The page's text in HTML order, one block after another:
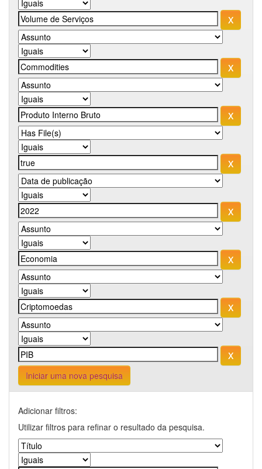
Iniciar uma nova pesquisa
Adicionar filtros:
Utilizar filtros para refinar o resultado da pesquisa.